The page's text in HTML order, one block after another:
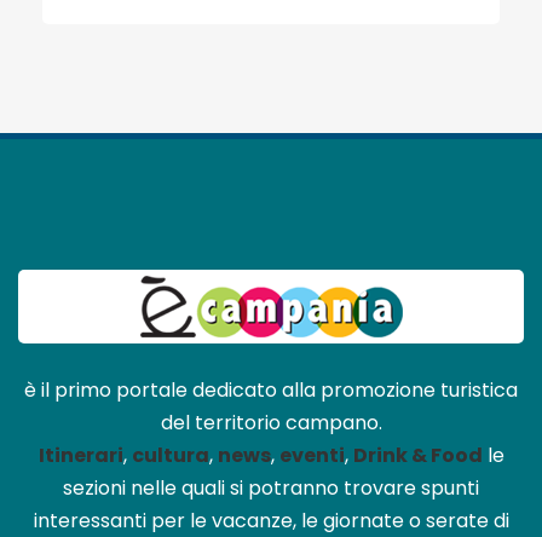
è il primo portale dedicato alla promozione turistica
del territorio campano.
Itinerari, cultura, news, eventi, Drink & Food le
sezioni nelle quali si potranno trovare spunti
interessanti per le vacanze, le giornate o serate di